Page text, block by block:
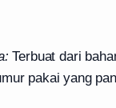
Terbuat dari
pakai yang